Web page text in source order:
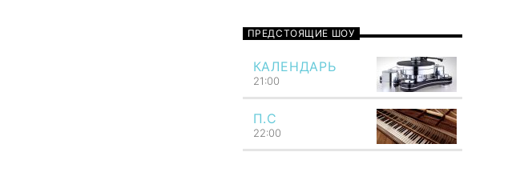
цель. И то, что происходит с вами
вы планируете на будущее.
Поэтому, хотя мой календарь
заполнен на месяцы вперед, я
научился жить сегодняшним днем.
ПРЕДСТОЯЩИЕ ШОУ
КАЛЕНДАРЬ
21:00
П.С
22:00